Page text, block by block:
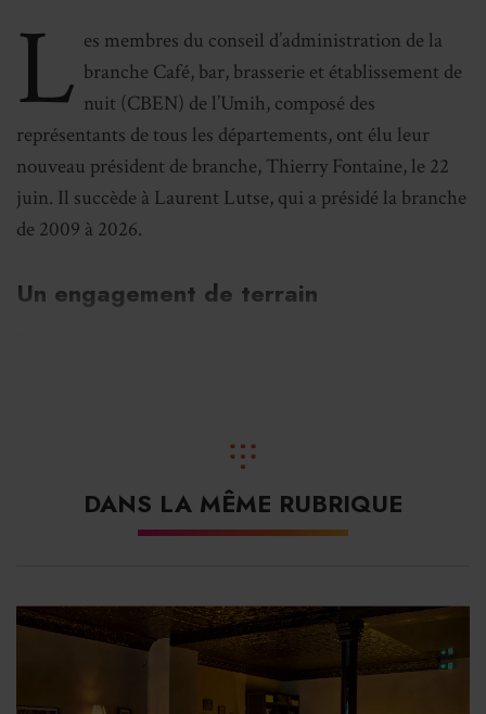
L es membres du conseil d’administration de la
branche Café, bar, brasserie et établissement de
nuit (CBEN) de l’Umih, composé des
représentants de tous les départements, ont élu leur
nouveau président de branche, Thierry Fontaine, le 22
juin. Il succède à Laurent Lutse, qui a présidé la branche
de 2009 à 2026.
Un engagement de terrain
un parcours syndical au sein de l’Umih, notamment en
tant que président d’Umih Nuit. C’est à ce titre qu’il s’est
illustré durant la crise du Covid-19, en portant la voix
des discothèques puis obtenu leur réouverture.
Président de l’Umih du Rhône depuis 2021, Thierry
DANS LA MÊME RUBRIQUE